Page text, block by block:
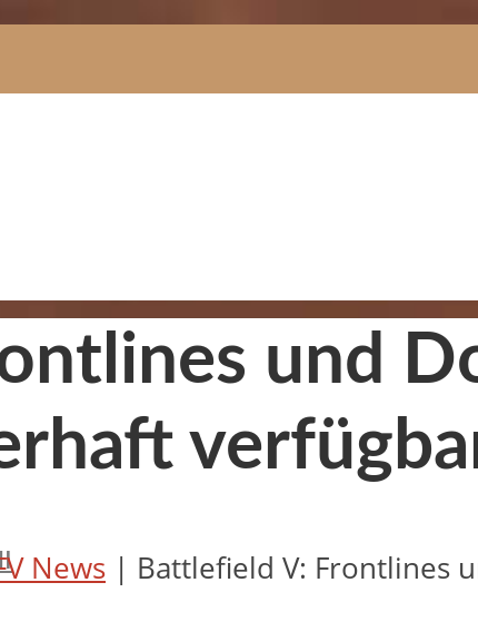
und
News | Battlefield V: Frontlines